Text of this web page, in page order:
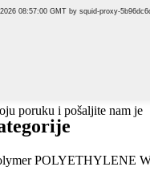
poruku i pošaljite nam je